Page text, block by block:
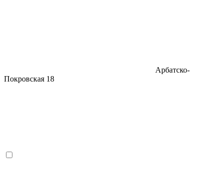
Арбатско-
Покровская 18